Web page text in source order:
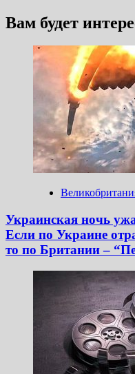
Вам будет
Украинская ночь
Если по Украине
то по Британии –